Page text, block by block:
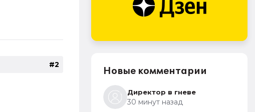
#2
Новые комментарии
Директор в гневе
30 минут назад